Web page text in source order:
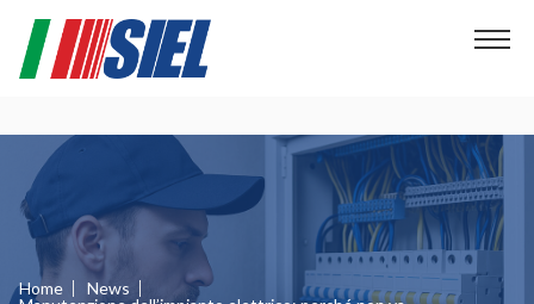
Home
News